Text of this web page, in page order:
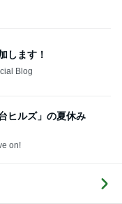
します！
Blog
ヒルズ」の夏休み
move on!